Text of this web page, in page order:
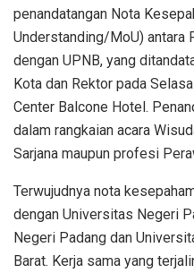
penandatangan Nota
Understanding/MoU) antara
dengan UPNB, yang
Kota dan Rektor pada
Center Balcone Hotel.
dalam rangkaian acara
Sarjana maupun profesi
Terwujudnya nota
dengan Universitas Negeri
Negeri Padang dan
Barat. Kerja sama yang